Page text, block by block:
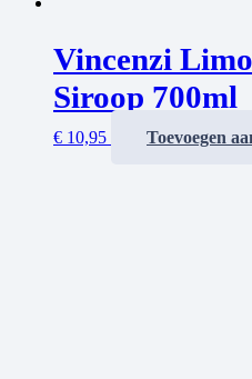
Vincenzi
Siroop 700ml
€ 10,95 Toevoegen